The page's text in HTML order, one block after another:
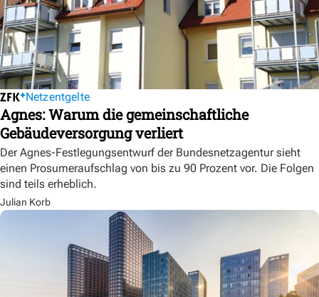
Netzentgelte
Agnes: Warum die gemeinschaftliche
Gebäudeversorgung verliert
Der Agnes-Festlegungsentwurf der Bundesnetzagentur sieht
einen Prosumeraufschlag von bis zu 90 Prozent vor. Die Folgen
sind teils erheblich.
Julian Korb